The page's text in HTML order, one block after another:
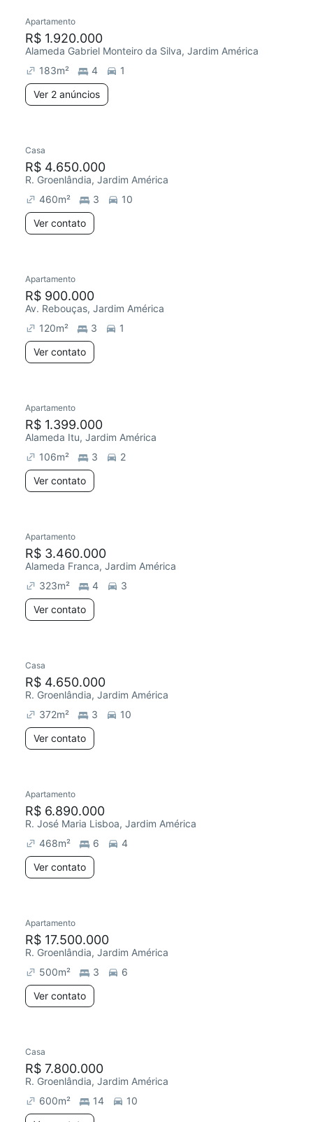
Redecorar
Apartamento
R$ 1.920.000
Alameda Gabriel Monteiro da Silva, Jardim América
183m² 4
1
Ver 2 anúncios
Casa
R$ 4.650.000
R. Groenlândia, Jardim América
460m² 3
10
Ver contato
Redecorar
Apartamento
R$ 900.000
Av. Rebouças, Jardim América
120m² 3
1
Ver contato
Redecorar
Apartamento
R$ 1.399.000
Alameda Itu, Jardim América
106m² 3
2
Ver contato
Redecorar
Apartamento
R$ 3.460.000
Alameda Franca, Jardim América
323m² 4
3
Ver contato
Casa
R$ 4.650.000
R. Groenlândia, Jardim América
372m² 3
10
Ver contato
Apartamento
R$ 6.890.000
R. José Maria Lisboa, Jardim América
468m² 6
4
Ver contato
Apartamento
R$ 17.500.000
R. Groenlândia, Jardim América
500m² 3
6
Ver contato
Casa
R$ 7.800.000
R. Groenlândia, Jardim América
600m² 14
10